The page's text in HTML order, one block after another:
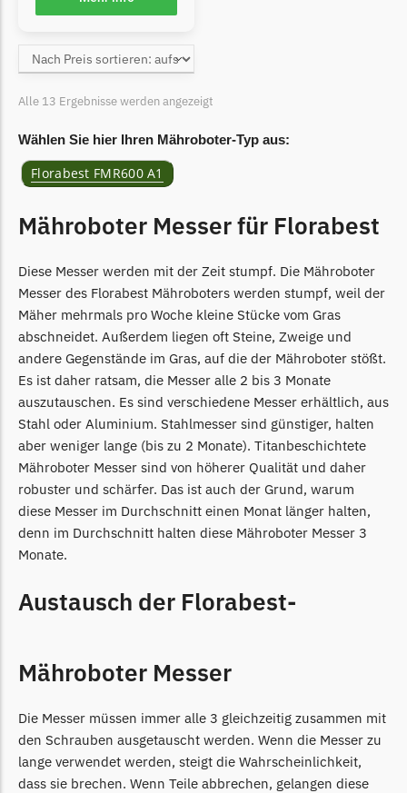
McCulloch
Begrenzungsdraht
Medion
Begrenzungsdraht
Mountfield
Mountfield Messer
Begrenzungsdraht
Mowox
Begrenzungsdraht
MTD
MTD Messer
Begrenzungsdraht
NAC
NAC Messer
Begrenzungsdraht
Orbex
Begrenzungsdraht
Philips Messer
Begrenzungsdraht
Powerplus
Powerplus Messer
Begrenzungsdraht
Alle 13 Ergebnisse werden angezeigt
Wählen Sie hier Ihren Mähroboter-Typ aus:
Florabest FMR600 A1
Mähroboter Messer für Florabest
Diese Messer werden mit der Zeit stumpf. Die Mähroboter
Messer des Florabest Mähroboters werden stumpf, weil der
Mäher mehrmals pro Woche kleine Stücke vom Gras
abschneidet. Außerdem liegen oft Steine, Zweige und
andere Gegenstände im Gras, auf die der Mähroboter stößt.
Es ist daher ratsam, die Messer alle 2 bis 3 Monate
auszutauschen. Es sind verschiedene Messer erhältlich, aus
Stahl oder Aluminium. Stahlmesser sind günstiger, halten
aber weniger lange (bis zu 2 Monate). Titanbeschichtete
Mähroboter Messer sind von höherer Qualität und daher
robuster und schärfer. Das ist auch der Grund, warum
diese Messer im Durchschnitt einen Monat länger halten,
denn im Durchschnitt halten diese Mähroboter Messer 3
Monate.
Austausch der Florabest-
Mähroboter Messer
Die Messer müssen immer alle 3 gleichzeitig zusammen mit
den Schrauben ausgetauscht werden. Wenn die Messer zu
lange verwendet werden, steigt die Wahrscheinlichkeit,
dass sie brechen. Wenn Teile abbrechen, gelangen diese